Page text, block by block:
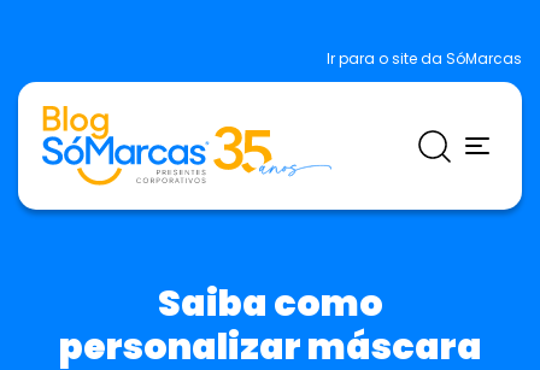
Ir para o site da SóMarcas
Saiba como
personalizar máscara